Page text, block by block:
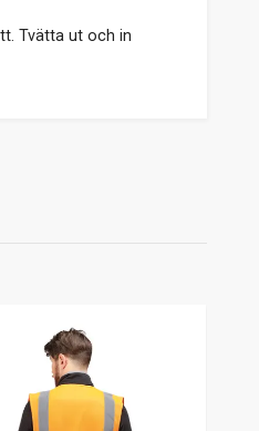
Tvätta ut och in